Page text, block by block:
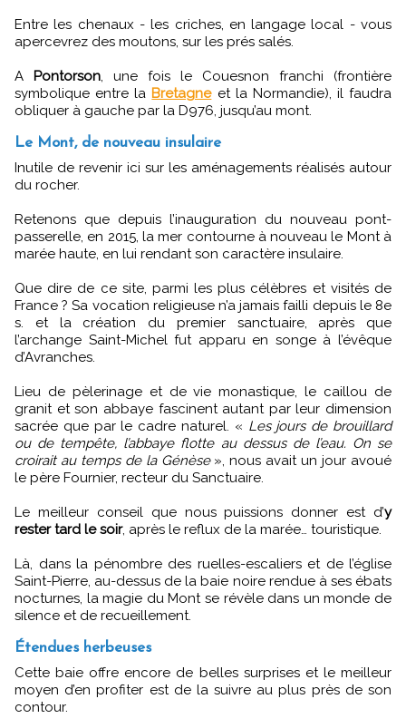
Entre les chenaux - les criches, en langage local - vous
apercevrez des moutons, sur les prés salés.
A Pontorson, une fois le Couesnon franchi (frontière
symbolique entre la Bretagneet la Normandie), il faudra
obliquer à gauche par la D976, jusqu’au mont.
Le Mont, de nouveau insulaire
Inutile de revenir ici sur les aménagements réalisés autour
du rocher.
Retenons que depuis l’inauguration du nouveau pont-
passerelle, en 2015, la mer contourne à nouveau le Mont à
marée haute, en lui rendant son caractère insulaire.
Que dire de ce site, parmi les plus célèbres et visités de
France ? Sa vocation religieuse n’a jamais failli depuis le 8e
s. et la création du premier sanctuaire, après que
l’archange Saint-Michel fut apparu en songe à l’évêque
d’Avranches.
Lieu de pèlerinage et de vie monastique, le caillou de
granit et son abbaye fascinent autant par leur dimension
sacrée que par le cadre naturel. « Les jours de brouillard
ou de tempête, l’abbaye flotte au dessus de l’eau. On se
croirait au temps de la Génèse», nous avait un jour avoué
le père Fournier, recteur du Sanctuaire.
Le meilleur conseil que nous puissions donner est d’y
rester tard le soir, après le reflux de la marée… touristique.
Là, dans la pénombre des ruelles-escaliers et de l’église
Saint-Pierre, au-dessus de la baie noire rendue à ses ébats
nocturnes, la magie du Mont se révèle dans un monde de
silence et de recueillement.
Étendues herbeuses
Cette baie offre encore de belles surprises et le meilleur
moyen d’en profiter est de la suivre au plus près de son
contour.